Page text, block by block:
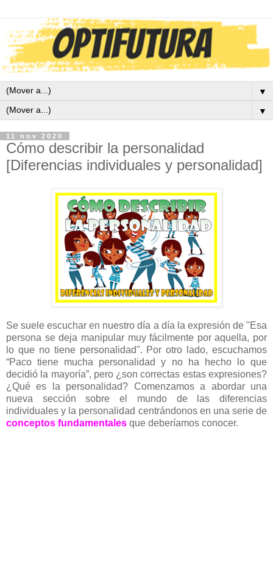
▼
▼
11 nov 2020
Cómo describir la personalidad
[Diferencias individuales y personalidad]
Se suele escuchar en nuestro día a día la expresión de "Esa
persona se deja manipular muy fácilmente por aquella, por
lo que no tiene personalidad". Por otro lado, escuchamos
“Paco tiene mucha personalidad y no ha hecho lo que
decidió la mayoría”, pero ¿son correctas estas expresiones?
¿Qué es la personalidad? Comenzamos a abordar una
nueva sección sobre el mundo de las diferencias
individuales y la personalidad centrándonos en una serie de
conceptos fundamentales que deberíamos conocer.